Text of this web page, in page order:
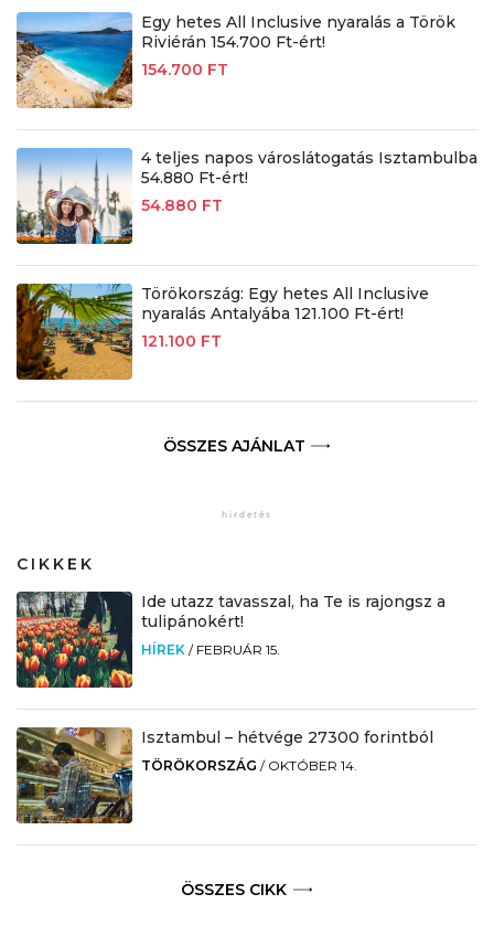
Egy hetes All Inclusive nyaralás a Török
Riviérán 154.700 Ft-ért!
154.700 FT
4 teljes napos városlátogatás Isztambulba
54.880 Ft-ért!
54.880 FT
Törökország: Egy hetes All Inclusive
nyaralás Antalyába 121.100 Ft-ért!
121.100 FT
ÖSSZES AJÁNLAT
CIKKEK
Ide utazz tavasszal, ha Te is rajongsz a
tulipánokért!
HÍREK / FEBRUÁR 15.
Isztambul – hétvége 27300 forintból
TÖRÖKORSZÁG / OKTÓBER 14.
ÖSSZES CIKK